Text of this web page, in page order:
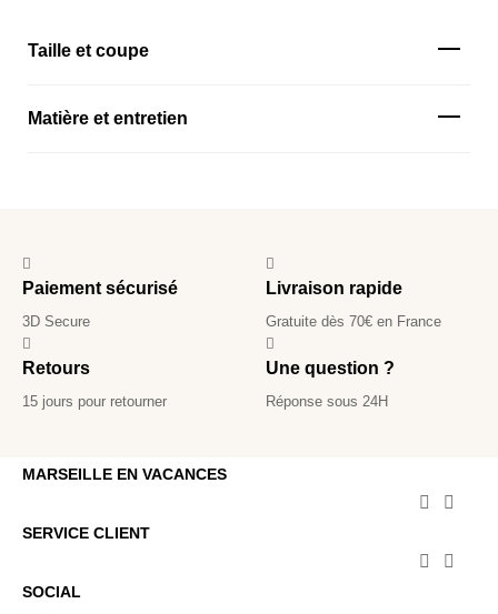
Taille et coupe
Matière et entretien
Paiement sécurisé
3D Secure
Livraison rapide
Gratuite dès 70€ en France
Retours
15 jours pour retourner
Une question ?
Réponse sous 24H
MARSEILLE EN VACANCES
 
SERVICE CLIENT
 
SOCIAL